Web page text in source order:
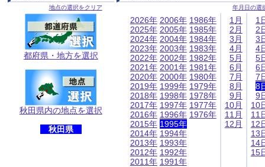
地点の選択をクリア
都府県・地方を選択
秋田県内の地点を選択
秋田県
年月日の選
2026年
2025年
2024年
2023年
2022年
2021年
2020年
2019年
2018年
2017年
2016年
2015年
2014年
2013年
2012年
2011年
2006年
2005年
2004年
2003年
2002年
2001年
2000年
1999年
1998年
1997年
1996年
1995年
1994年
1993年
1992年
1991年
1986年
1985年
1984年
1983年
1982年
1981年
1980年
1979年
1978年
1977年
1976年
1月
2月
3月
4月
5月
6月
7月
8月
9月
10月
11月
12月
1
2
3
4
5
6
7
8
9
10
11
12
13
14
15